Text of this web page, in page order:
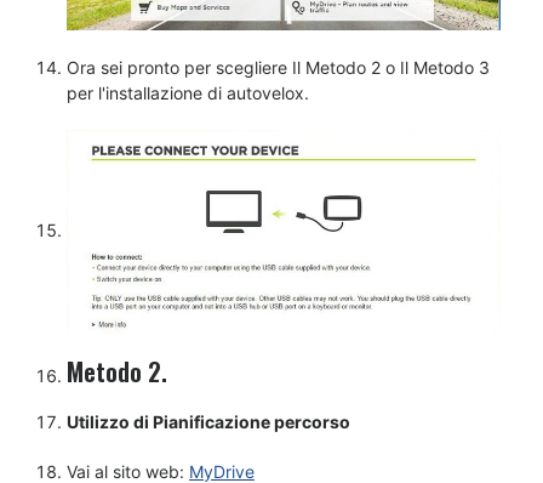
Ora sei pronto per scegliere Il Metodo 2 o Il Metodo 3
per l'installazione di autovelox.
Metodo 2.
Utilizzo di Pianificazione percorso
Vai al sito web: MyDrive